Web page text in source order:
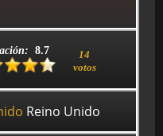
8.7
14
votos
Reino Unido